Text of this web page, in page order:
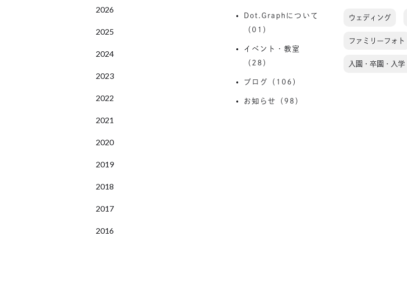
2026
2025
2024
2023
2022
2021
2020
2019
2018
2017
2016
Dot.Graphについて
（01）
イベント・教室
（28）
ブログ（106）
お知らせ（98）
ウェディング
ファミリーフォト
入園・卒園・入学